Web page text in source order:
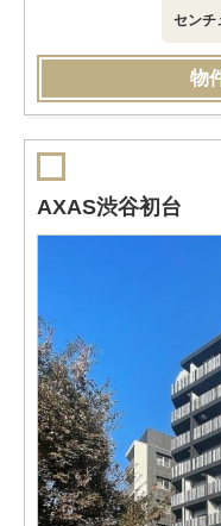
センチ
物
AXAS渋谷初台